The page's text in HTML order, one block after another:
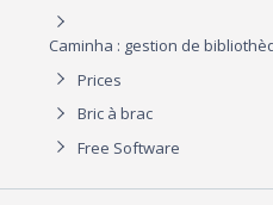
Caminha : gestion de
Prices
Bric à brac
Free Software